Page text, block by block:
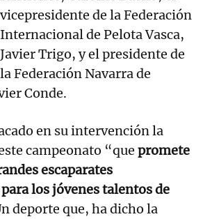
vicepresidente de la Federación
Internacional de Pelota Vasca,
Javier Trigo, y el presidente de
la Federación Navarra de
Conde.
en su intervención la
campeonato “que promete
escaparates
los jóvenes talentos de
deporte que, ha dicho la